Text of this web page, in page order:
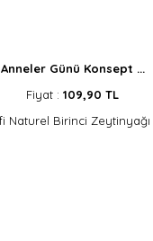
Anneler Günü Konsept ...
Fiyat : 109,90 TL